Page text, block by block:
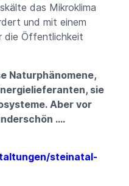
das Mikroklima
und mit einem
die Öffentlichkeit
Naturphänomene,
sie
Aber vor
….
steinatal-